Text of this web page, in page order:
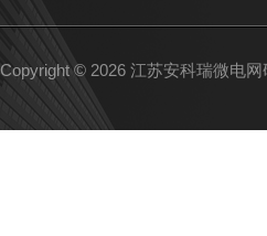
Copyright © 2026 江苏安科瑞微电